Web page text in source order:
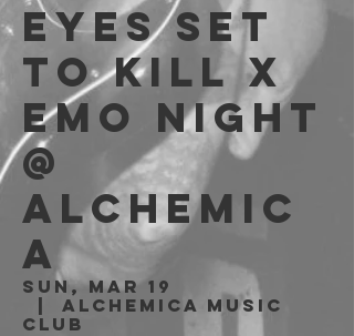
EYES SET
TO KILL x
EMO NIGHT
@
ALCHEMIC
A
Sun, Mar 19
Alchemica Music
Club